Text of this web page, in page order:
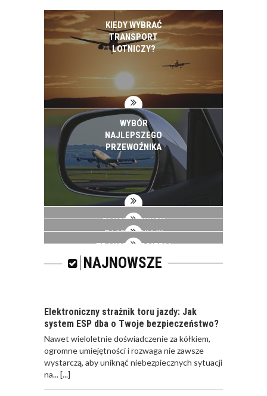
KIEDY WYBRAĆ
TRANSPORT
LOTNICZY?
WYBÓR
NAJLEPSZEGO
PRZEWOŹNIKA
PLUSY I MINUSY
TRANSPORTU DROGĄ
MORSKĄ
ZAGROŻENIA W
TRANSPORCIE
TRANSPORT MEBLI
NAJNOWSZE
Elektroniczny strażnik toru jazdy: Jak
system ESP dba o Twoje bezpieczeństwo?
Nawet wieloletnie doświadczenie za kółkiem,
ogromne umiejętności i rozwaga nie zawsze
wystarczą, aby uniknąć niebezpiecznych sytuacji
na...[...]